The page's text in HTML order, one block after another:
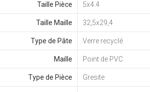
Taille Pièce 5x4.4
Taille Maille 32,5x29,4
Type de Pâte Verre recyclé
Maille Point de PVC
Type de Pièce Gresite